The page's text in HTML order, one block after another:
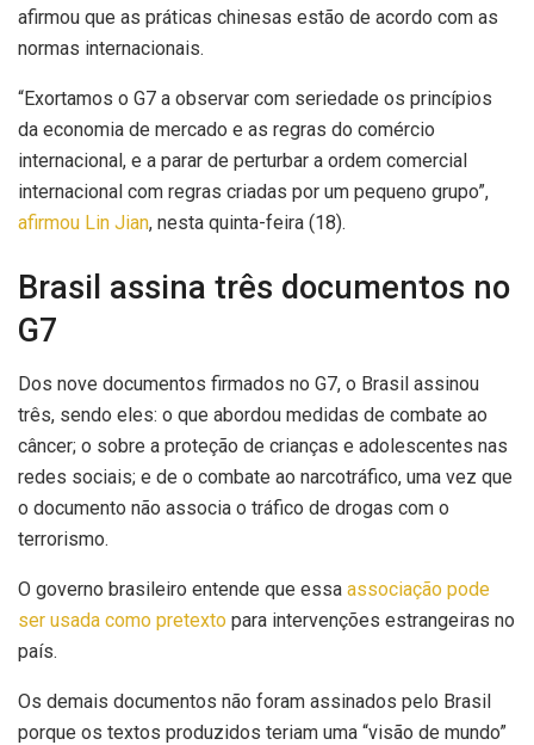
afirmou que as práticas chinesas estão de acordo com as
normas internacionais.
“Exortamos o G7 a observar com seriedade os princípios
da economia de mercado e as regras do comércio
internacional, e a parar de perturbar a ordem comercial
internacional com regras criadas por um pequeno grupo”,
afirmou Lin Jian, nesta quinta-feira (18).
Brasil assina três documentos no
G7
Dos nove documentos firmados no G7, o Brasil assinou
três, sendo eles: o que abordou medidas de combate ao
câncer; o sobre a proteção de crianças e adolescentes nas
redes sociais; e de o combate ao narcotráfico, uma vez que
o documento não associa o tráfico de drogas com o
terrorismo.
O governo brasileiro entende que essa associação pode
ser usada como pretexto para intervenções estrangeiras no
país.
Os demais documentos não foram assinados pelo Brasil
porque os textos produzidos teriam uma “visão de mundo”